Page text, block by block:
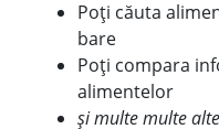
Poți căuta
bare
Poți compara
alimentelor
și multe multe